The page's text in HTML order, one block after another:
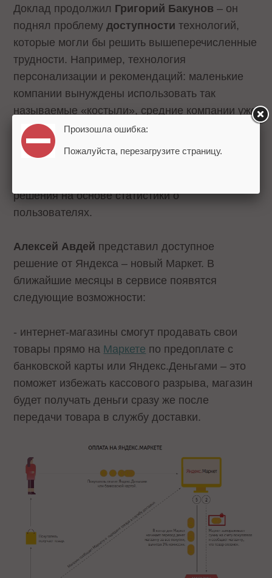
Доклад продолжил Григорий Бакунов – он
поднял проблемудоступности технологий,
которые могли бы решить вышеперечисленные
трудности. Например, технология
персонализации и рекомендаций: маленькие
компании вынуждены использовать так
называемые «костыли», средние компании уже
используют готовые алгоритмические решения
на основе статистики о товарах – например, «с
этим товаром обычно покупают», и уже только
решения на основе статистики о
пользователях.
Алексей Авдей представил доступное
решение от Яндекса – новый Маркет. В
ближайшие месяцы в сервисе появятся
следующие возможности:
- интернет-магазины смогут продавать свои
товары прямо на Маркете по предоплате с
банковской карты или Яндекс.Деньгами – это
поможет избежать кассового разрыва, магазин
будет получать деньги сразу же после
передачи товара в службу доставки.
Произошла ошибка:
Пожалуйста, перезагрузите страницу.